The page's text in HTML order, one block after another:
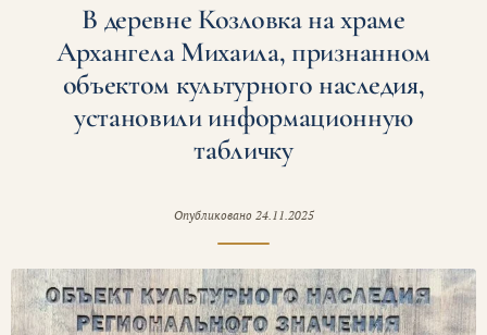
В деревне Козловка на храме
Архангела Михаила, признанном
объектом культурного наследия,
установили информационную
табличку
Опубликовано 24.11.2025